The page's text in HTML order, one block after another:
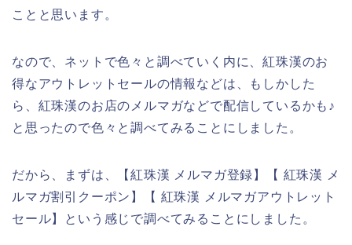
ことと思います。
なので、ネットで色々と調べていく内に、紅珠漢のお
得なアウトレットセールの情報などは、もしかした
ら、紅珠漢のお店のメルマガなどで配信しているかも♪
と思ったので色々と調べてみることにしました。
だから、まずは、【紅珠漢 メルマガ登録】【 紅珠漢 メ
ルマガ割引クーポン】【 紅珠漢 メルマガアウトレット
セール】という感じで調べてみることにしました。